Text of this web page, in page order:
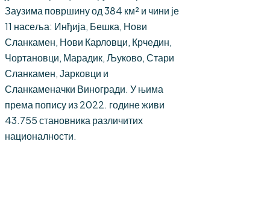
Заузима површину од 384 км² и чини је
11 насеља: Инђија, Бешка, Нови
Сланкамен, Нови Карловци, Крчедин,
Чортановци, Марадик, Љуково, Стари
Сланкамен, Јарковци и
Сланкаменачки Виногради. У њима
према попису из 2022. године живи
43.755 становника различитих
националности.